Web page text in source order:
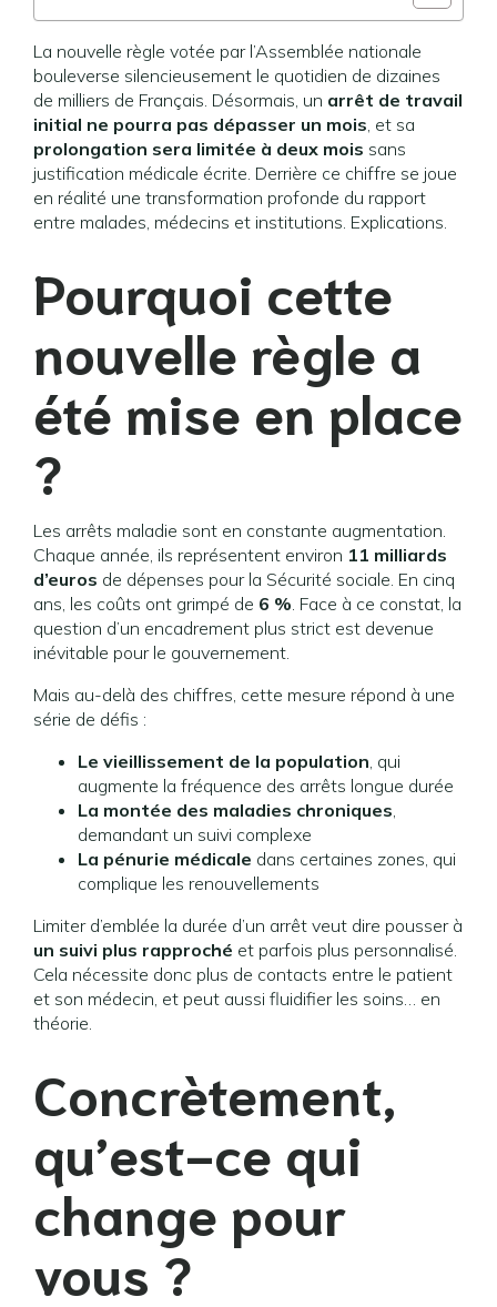
La nouvelle règle votée par l’Assemblée nationale
bouleverse silencieusement le quotidien de dizaines
de milliers de Français. Désormais, un arrêt de travail
initial ne pourra pas dépasser un mois, et sa
prolongation sera limitée à deux mois sans
justification médicale écrite. Derrière ce chiffre se joue
en réalité une transformation profonde du rapport
entre malades, médecins et institutions. Explications.
Pourquoi cette
nouvelle règle a
été mise en place
?
Les arrêts maladie sont en constante augmentation.
Chaque année, ils représentent environ 11 milliards
d’euros de dépenses pour la Sécurité sociale. En cinq
ans, les coûts ont grimpé de 6 %. Face à ce constat, la
question d’un encadrement plus strict est devenue
inévitable pour le gouvernement.
Mais au-delà des chiffres, cette mesure répond à une
série de défis :
Le vieillissement de la population, qui
augmente la fréquence des arrêts longue durée
La montée des maladies chroniques,
demandant un suivi complexe
La pénurie médicale dans certaines zones, qui
complique les renouvellements
Limiter d’emblée la durée d’un arrêt veut dire pousser à
un suivi plus rapproché et parfois plus personnalisé.
Cela nécessite donc plus de contacts entre le patient
et son médecin, et peut aussi fluidifier les soins… en
théorie.
Concrètement,
qu’est-ce qui
change pour
vous ?